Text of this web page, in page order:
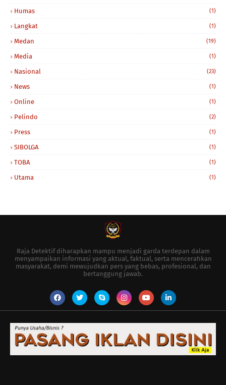
Humas (1)
Langkat (1)
Medan (19)
Media (1)
Nasional (23)
News (1)
Online (1)
Pelindo (2)
Press (1)
SIBOLGA (1)
TOBA (1)
Utama (1)
Raja Detektif diharapkan mampu menjadi garda terdepan dalam
menyampaikan informasi yang aktual, faktual, serta mencerahkan
masyarakat, demi mewujudkan pers yang bebas, profesional, dan
bertanggung jawab.